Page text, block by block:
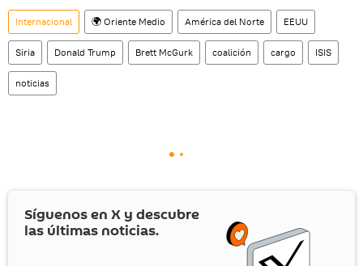
Internacional 🌍 Oriente Medio América del Norte EEUU
Siria Donald Trump Brett McGurk coalición cargo ISIS
noticias
Síguenos en X y descubre
las últimas noticias.